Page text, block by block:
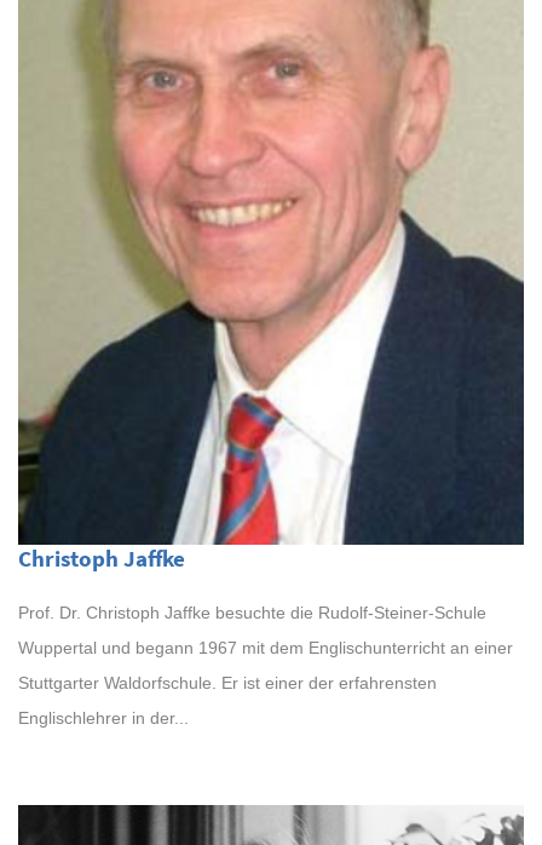
Christoph Jaffke
Prof. Dr. Christoph Jaffke besuchte die Rudolf-Steiner-Schule
Wuppertal und begann 1967 mit dem Englischunterricht an einer
Stuttgarter Waldorfschule. Er ist einer der erfahrensten
Englischlehrer in der...